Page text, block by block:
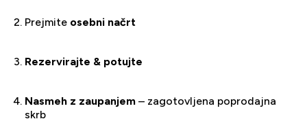
Prejmite osebni načrt
Rezervirajte & potujte
Nasmeh z zaupanjem – zagotovljena poprodajna
skrb